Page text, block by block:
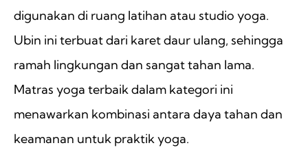
digunakan di ruang latihan atau studio yoga.
Ubin ini terbuat dari karet daur ulang, sehingga
ramah lingkungan dan sangat tahan lama.
Matras yoga terbaik dalam kategori ini
menawarkan kombinasi antara daya tahan dan
keamanan untuk praktik yoga.